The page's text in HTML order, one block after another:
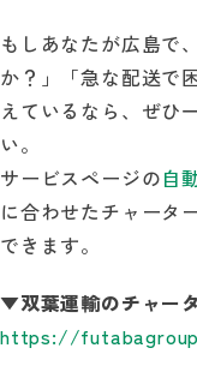
もしあなたが広島で
か？」「急な配送で
えているなら、ぜひ
い。
サービスページの自
に合わせたチャータ
できます。
▼双葉運輸のチャー
https://